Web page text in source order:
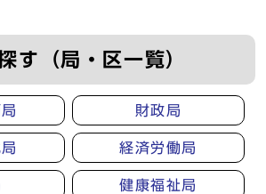
す（局・区一覧）
財政局
経済労働局
健康福祉局